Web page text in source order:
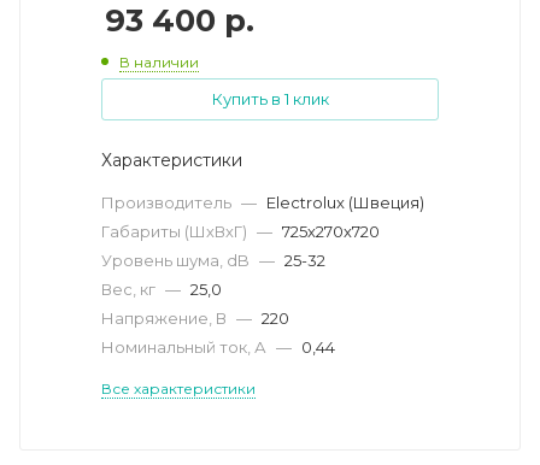
93 400 р.
В наличии
Купить в 1 клик
Характеристики
Производитель — Electrolux (Швеция)
Габариты (ШхВхГ) — 725х270х720
Уровень шума, dB — 25-32
Вес, кг — 25,0
Напряжение, В — 220
Номинальный ток, А — 0,44
Все характеристики